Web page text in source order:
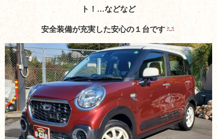
ト！…などなど
安全装備が充実した安心の１台です